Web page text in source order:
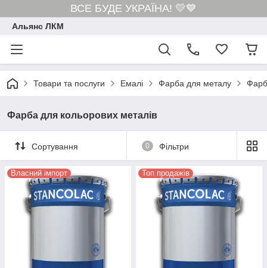
ВСЕ БУДЕ УКРАЇНА! 💛💙
Альянс ЛКМ
Товари та послуги Емалі Фарба для металу
Фарба для кольорових металів
Сортування 0 Фільтри
Власний імпорт Топ продажів